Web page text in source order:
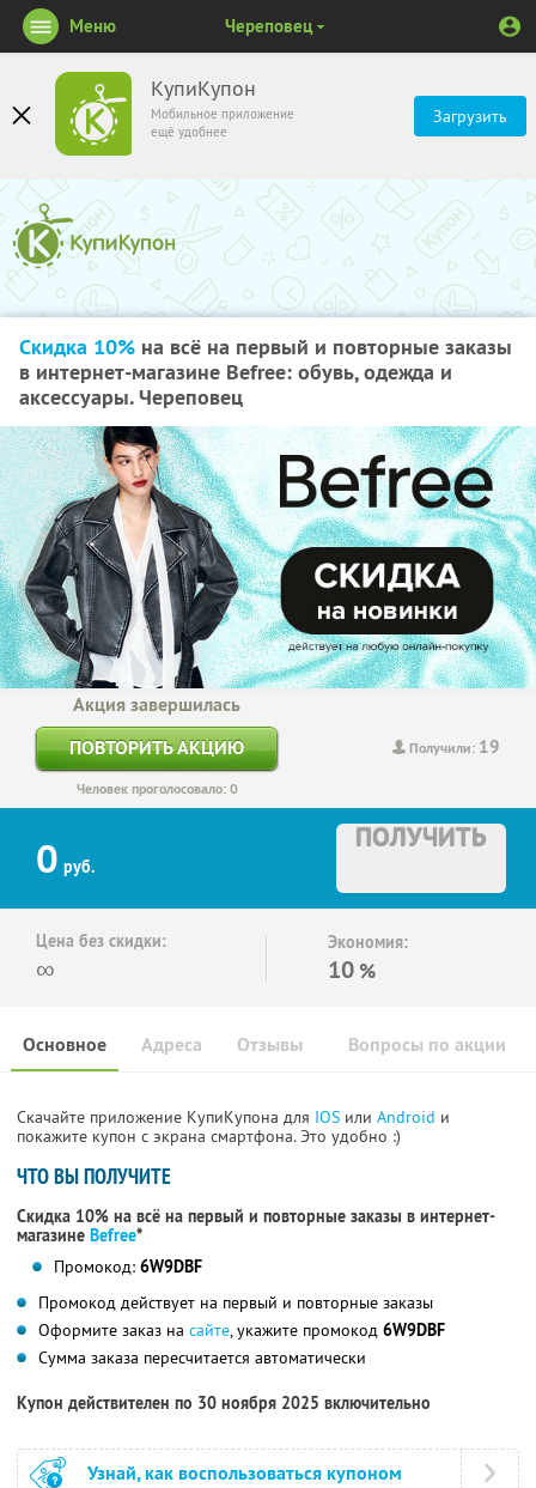
КупиКупон
Мобильное приложение
ещё удобнее
Загрузить
Меню Череповец
Скидка 10% на всё на первый и повторные заказы
в интернет-магазине Befree: обувь, одежда и
аксессуары. Череповец
Получили: 19
Акция завершилась
ПОВТОРИТЬ АКЦИЮ
Человек проголосовало: 0
0 руб.
ПОЛУЧИТЬ
Цена без скидки:
∞
Экономия:
10 %
Основное Отзывы Вопросы по акции
Адреса
Скачайте приложение КупиКупона для IOS или Android и
покажите купон с экрана смартфона. Это удобно :)
ЧТО ВЫ ПОЛУЧИТЕ
Скидка 10% на всё на первый и повторные заказы в интернет-
магазине Befree*
Промокод: 6W9DBF
Промокод действует на первый и повторные заказы
Оформите заказ на сайте, укажите промокод 6W9DBF
Сумма заказа пересчитается автоматически
Купон действителен по 30 ноября 2025 включительно
Узнай, как воспользоваться купоном